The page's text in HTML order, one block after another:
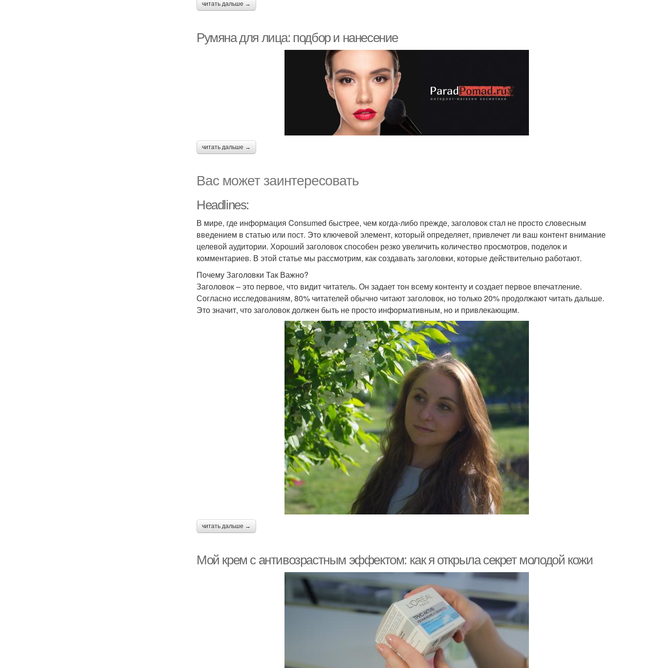
читать дальше →
Румяна для лица: подбор и нанесение
читать дальше →
Вас может заинтересовать
Headlines:
В мире, где информация Consumed быстрее, чем когда-либо прежде, заголовок стал не просто словесным
введением в статью или пост. Это ключевой элемент, который определяет, привлечет ли ваш контент внимание
целевой аудитории. Хороший заголовок способен резко увеличить количество просмотров, поделок и
комментариев. В этой статье мы рассмотрим, как создавать заголовки, которые действительно работают.
Почему Заголовки Так Важно?
Заголовок – это первое, что видит читатель. Он задает тон всему контенту и создает первое впечатление.
Согласно исследованиям, 80% читателей обычно читают заголовок, но только 20% продолжают читать дальше.
Это значит, что заголовок должен быть не просто информативным, но и привлекающим.
читать дальше →
Мой крем с антивозрастным эффектом: как я открыла секрет молодой кожи